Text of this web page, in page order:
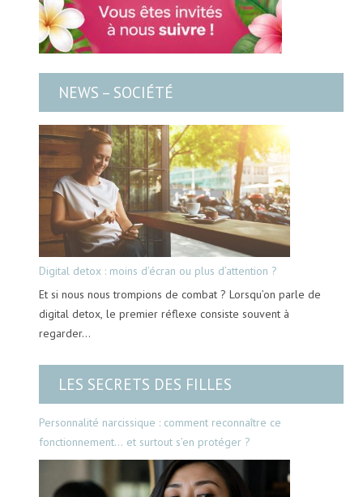
NEWS – SOCIÉTÉ
Digital detox : moins d’écran ou plus d’attention ?
Et si nous nous trompions de combat ? Lorsqu’on parle de
digital detox, le premier réflexe consiste souvent à
regarder…
LES SECRETS DES FILLES
Personnalité narcissique : comment reconnaître ce
fonctionnement… et surtout s’en protéger ?